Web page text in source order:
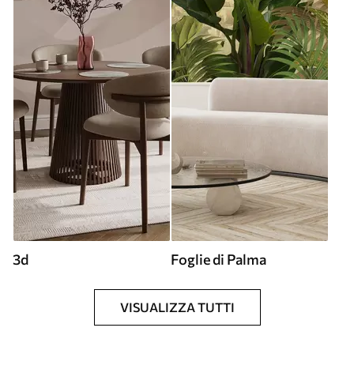
3d Foglie di Palma
VISUALIZZA TUTTI